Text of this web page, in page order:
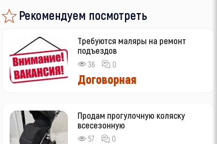
Рекомендуем посмотреть
Требуются маляры на ремонт
подъездов
36 0
Договорная
Продам прогулочную коляску
всесезонную
57 0